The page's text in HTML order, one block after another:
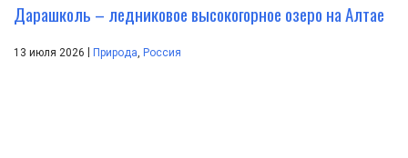
Дарашколь – ледниковое высокогорное озеро на Алтае
13 июля 2026 Природа, Россия